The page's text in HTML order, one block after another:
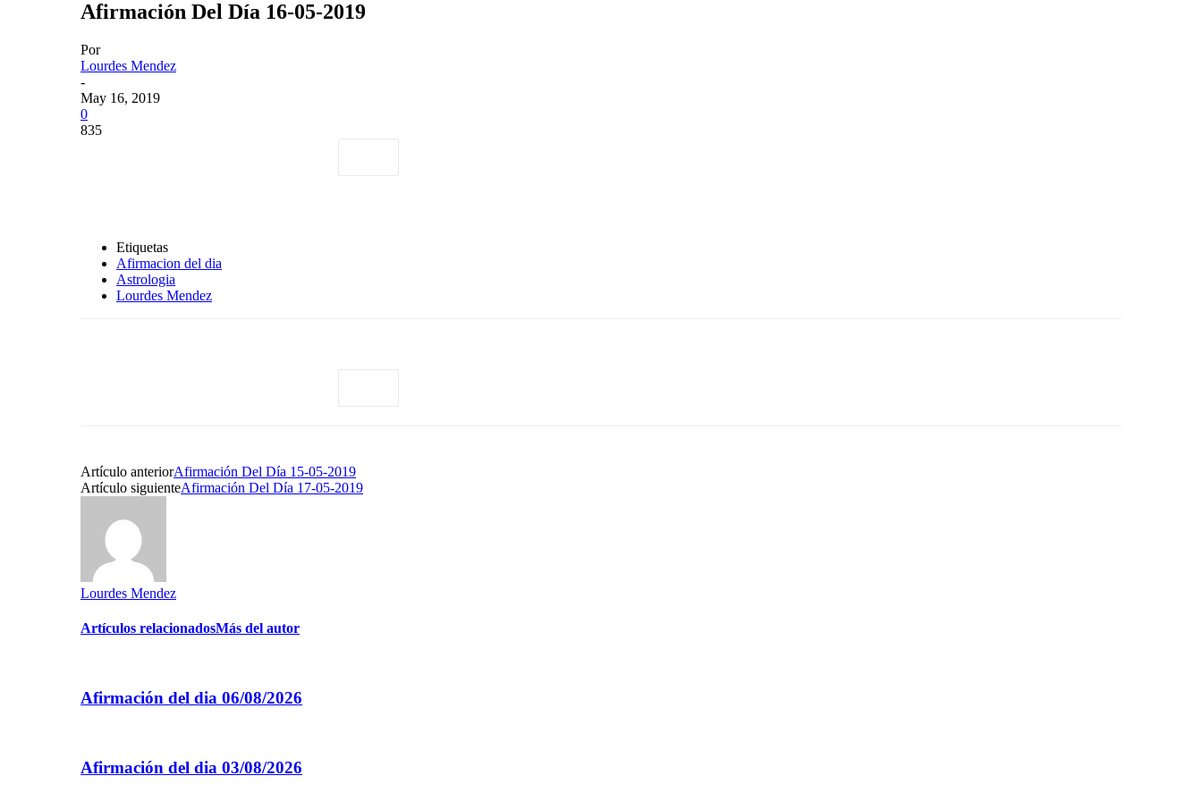
Afirmación Del Día 16-05-2019
Por
Lourdes Mendez
-
May 16, 2019
0
835
Etiquetas
Afirmacion del dia
Astrologia
Lourdes Mendez
Artículo anteriorAfirmación Del Día 15-05-2019
Artículo siguienteAfirmación Del Día 17-05-2019
Lourdes Mendez
Artículos relacionadosMás del autor
Afirmación del dia 06/08/2026
Afirmación del dia 03/08/2026